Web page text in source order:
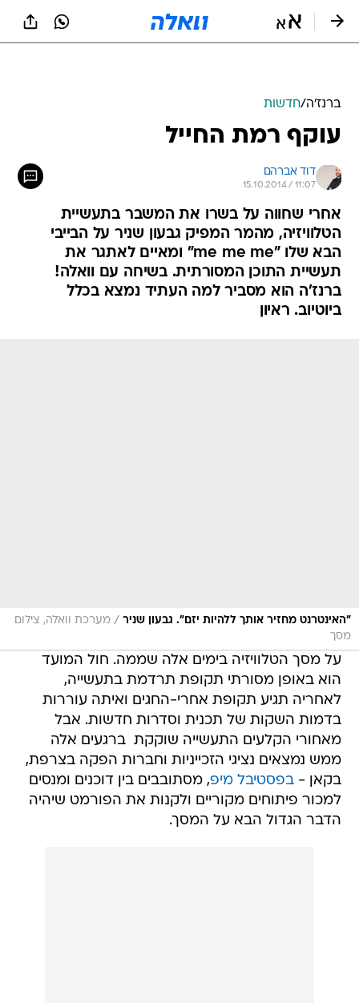
ברנז'ה/חדשות
עוקף רמת החייל
דוד אברהם
15.10.2014 / 11:07
אחרי שחווה על בשרו את המשבר בתעשיית
הטלוויזיה, מהמר המפיק גבעון שניר על הבייבי
הבא שלו "me me me" ומאיים לאתגר את
תעשיית התוכן המסורתית. בשיחה עם וואלה!
ברנז'ה הוא מסביר למה העתיד נמצא בכלל
ביוטיוב. ראיון
"האינטרנט מחזיר אותך ללהיות יזם". גבעון שניר / מערכת וואלה, צילום
מסך
על מסך הטלוויזיה בימים אלה שממה. חול המועד
הוא באופן מסורתי תקופת תרדמת בתעשייה,
לאחריה תגיע תקופת אחרי-החגים ואיתה עוררות
בדמות השקות של תכנית וסדרות חדשות. אבל
מאחורי הקלעים התעשייה שוקקת  ברגעים אלה
ממש נמצאים נציגי הזכייניות וחברות הפקה בצרפת,
בקאן -בפסטיבל מיפ, מסתובבים בין דוכנים ומנסים
למכור פיתוחים מקוריים ולקנות את הפורמט שיהיה
הדבר הגדול הבא על המסך.